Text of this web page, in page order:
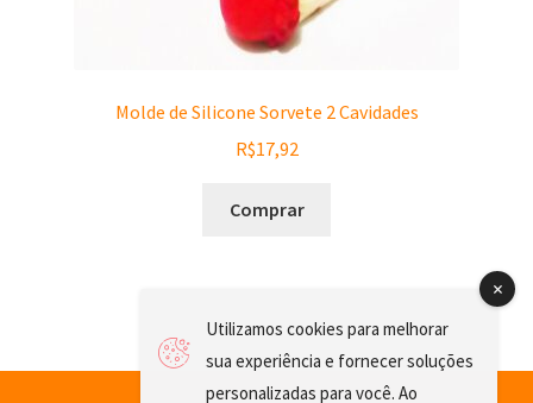
Molde de Silicone Sorvete 2 Cavidades
R$17,92
Comprar
Utilizamos cookies para melhorar
sua experiência e fornecer soluções
personalizadas para você. Ao